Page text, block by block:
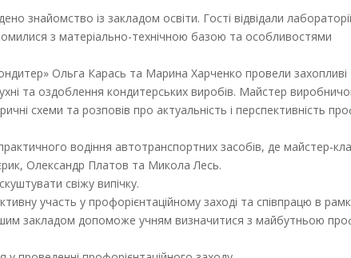
знайомство із закладом освіти. Гості відвідали
з матеріально-технічною базою та особливостями
Ольга Карась та Марина Харченко провели захопливі
та оздоблення кондитерських виробів. Майстер
схеми та розповів про актуальність і перспективність
водіння автотранспортних засобів, де майстер-
Олександр Платов та Микола Лесь.
свіжу випічку.
участь у профорієнтаційному заході та співпрацю в
закладом допоможе учням визначитися з майбутньою